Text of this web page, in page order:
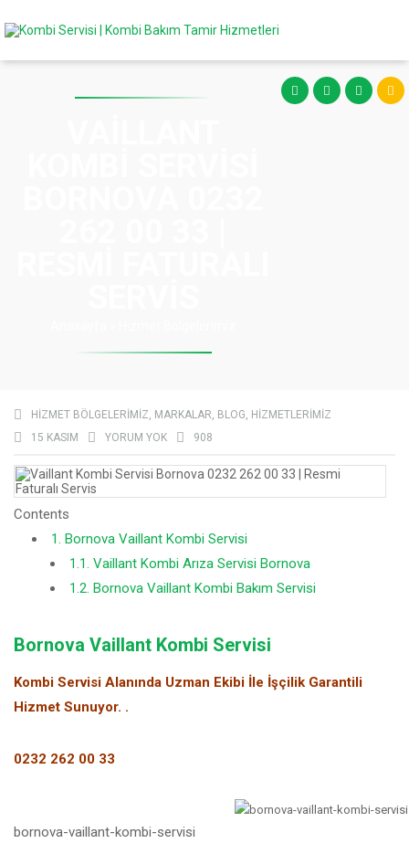
HIZMET BÖLGELERIMIZ, MARKALAR, BLOG, HIZMETLERIMIZ
15 KASIM
YORUM YOK 908
Contents
1. Bornova Vaillant Kombi Servisi
1.1. Vaillant Kombi Arıza Servisi Bornova
1.2. Bornova Vaillant Kombi Bakım Servisi
Bornova Vaillant Kombi Servisi
Kombi Servisi Alanında Uzman Ekibi İle İşçilik Garantili
Hizmet Sunuyor. .
0232 262 00 33
bornova-vaillant-kombi-servisi